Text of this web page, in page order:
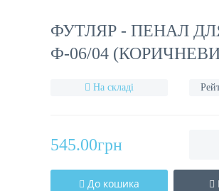
ФУТЛЯР - ПЕНАЛ
Ф-06/04
На складі
545.00грн
До кошика